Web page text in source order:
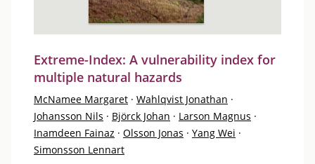
Extreme-Index: A vulnerability index for
multiple natural hazards
McNamee Margaret · Wahlqvist Jonathan ·
Johansson Nils · Björck Johan · Larson Magnus ·
Inamdeen Fainaz · Olsson Jonas · Yang Wei ·
Simonsson Lennart